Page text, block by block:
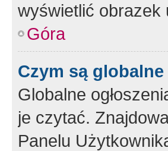
wyświetlić obrazek
Góra
Czym są globalne
Globalne
je czytać.
Panelu